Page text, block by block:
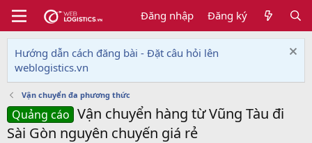
Đăng nhập Đăng ký
Hướng dẫn cách đăng bài - Đặt câu hỏi lên
weblogistics.vn
Vận chuyển đa phương thức
Quảng cáo Vận chuyển hàng từ Vũng Tàu đi
Sài Gòn nguyên chuyến giá rẻ